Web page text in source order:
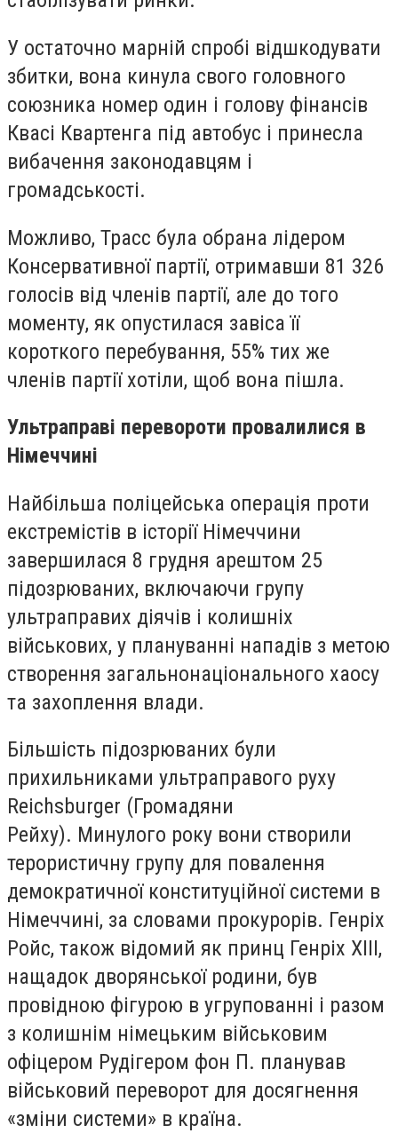
У остаточно марній спробі відшкодувати
збитки, вона кинула свого головного
союзника номер один і голову фінансів
Квасі Квартенга під автобус і принесла
вибачення законодавцям і
громадськості.
Можливо, Трасс була обрана лідером
Консервативної партії, отримавши 81 326
голосів від членів партії, але до того
моменту, як опустилася завіса її
короткого перебування, 55% тих же
членів партії хотіли, щоб вона пішла.
Ультраправі перевороти провалилися в
Німеччині
Найбільша поліцейська операція проти
екстремістів в історії Німеччини
завершилася 8 грудня арештом 25
підозрюваних, включаючи групу
ультраправих діячів і колишніх
військових, у плануванні нападів з метою
створення загальнонаціонального хаосу
та захоплення влади.
Більшість підозрюваних були
прихильниками ультраправого руху
Reichsburger (Громадяни
Рейху). Минулого року вони створили
терористичну групу для повалення
демократичної конституційної системи в
Німеччині, за словами прокурорів. Генріх
Ройс, також відомий як принц Генріх XIII,
нащадок дворянської родини, був
провідною фігурою в угрупованні і разом
з колишнім німецьким військовим
офіцером Рудігером фон П. планував
військовий переворот для досягнення
«зміни системи» в країна.